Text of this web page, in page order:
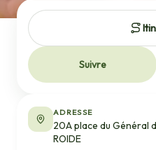
Suivre
ADRESSE
20A place du Général
ROIDE